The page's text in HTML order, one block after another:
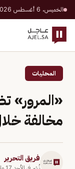
الخميس، 6 أغسطس 2026 · 23 صفر 1448 هـ
المحليات
مخالفة
فريق التحرير
نُشر في الأحد 17 مايو 2026